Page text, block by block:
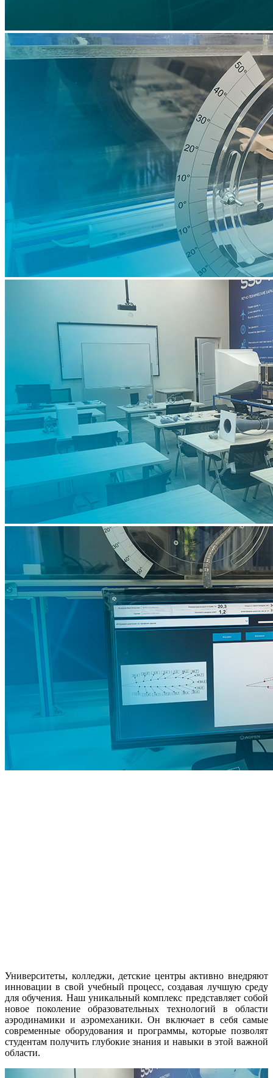
Университеты, колледжи, детские центры активно внедряют
инновации в свой учебный процесс, создавая лучшую среду
для обучения. Наш уникальный комплекс представляет собой
новое поколение образовательных технологий в области
аэродинамики и аэромеханики. Он включает в себя самые
современные оборудования и программы, которые позволят
студентам получить глубокие знания и навыки в этой важной
области.